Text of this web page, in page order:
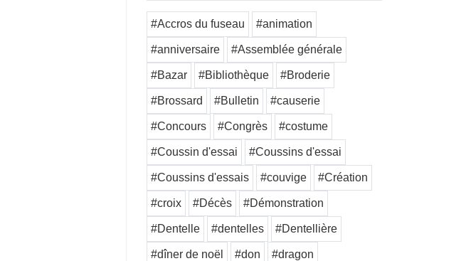
#Accros du fuseau #animation
#anniversaire #Assemblée générale
#Bazar #Bibliothèque #Broderie
#Brossard #Bulletin #causerie
#Concours #Congrès #costume
#Coussin d'essai #Coussins d'essai
#Coussins d'essais #couvige #Création
#croix #Décès #Démonstration
#Dentelle #dentelles #Dentellière
#dîner de noël #don #dragon